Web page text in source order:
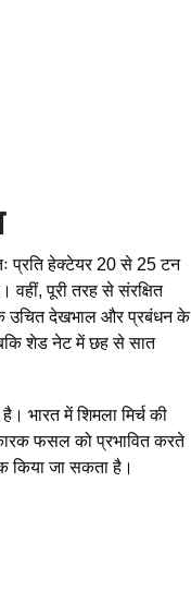
प्रति हेक्टेयर 20 से 25 टन
पूरी तरह से संरक्षित
उचित देखभाल और प्रबंधन के
शेड नेट में छह से सात
भारत में शिमला मिर्च की
फसल को प्रभावित करते
किया जा सकता है।